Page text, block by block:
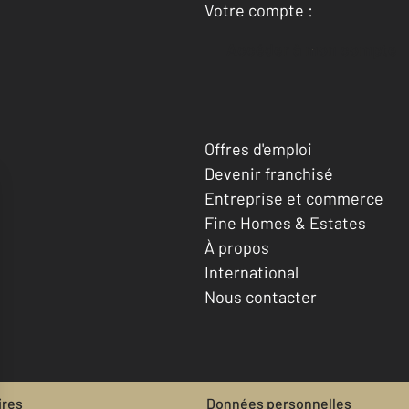
Votre compte :
Accéder à mon compte
Offres d'emploi
Devenir franchisé
Entreprise et commerce
Fine Homes & Estates
À propos
International
Nous contacter
Données personnelles